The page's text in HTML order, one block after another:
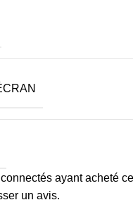
ayant acheté
un avis.